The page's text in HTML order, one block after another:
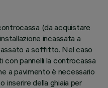
(da acquistare
incassata a
a soffitto. Nel caso
pannelli la controcassa
a pavimento è necessario
inserire della ghiaia per